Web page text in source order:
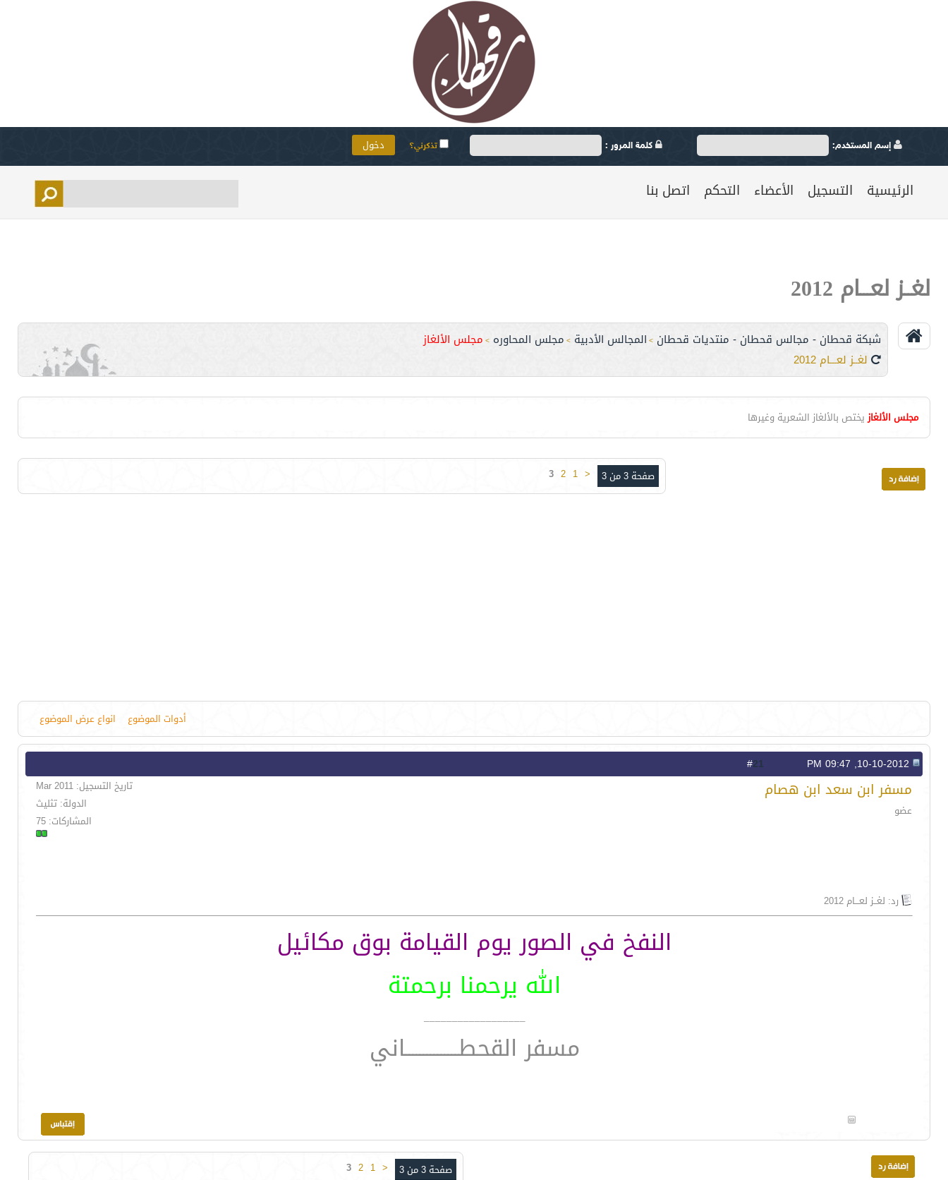
إسم المستخدم: كلمة المرور : تذكرني؟
الرئيسية التسجيل الأعضاء التحكم اتصل بنا
لغــز لعـــام 2012
شبكة قحطان - مجالس قحطان - منتديات قحطان > المجالس الأدبية > مجلس المحاوره > مجلس الألغاز
لغــز لعـــام 2012
مجلس الألغاز يختص بالألغاز الشعرية وغيرها
صفحة 3 من 3 <
1
2
3
أدوات الموضوع انواع عرض الموضوع
21
مسفر ابن سعد ابن هصام
عضو
تاريخ التسجيل: Mar 2011
الدولة: تثليث
المشاركات: 75
رد: لغــز لعـــام 2012
النفخ في الصور يوم القيامة بوق مكائيل
الله يرحمنا برحمتة
__________________
مسفر القحطـــــــــــــــاني
صفحة 3 من 3 <
1
2
3